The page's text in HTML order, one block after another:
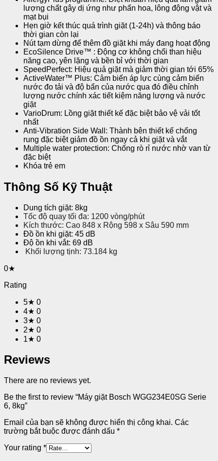
lượng chất gây dị ứng như phấn hoa, lông động vật và
mạt bụi
Hẹn giờ kết thúc quá trình giặt (1-24h) và thông báo
thời gian còn lại
Nút tạm dừng để thêm đồ giặt khi máy đang hoạt động
EcoSilence Drive™ : Động cơ không chổi than hiệu
năng cao, yên lặng và bền bỉ với thời gian
SpeedPerfect: Hiệu quả giặt mà giảm thời gian tới 65%
ActiveWater™ Plus: Cảm biến áp lực cùng cảm biến
nước đo tải và độ bẩn của nước qua đó điều chỉnh
lượng nước chính xác tiết kiệm năng lượng và nước
giặt
VarioDrum: Lồng giặt thiết kế đặc biệt bảo vệ vải tốt
nhất
Anti-Vibration Side Wall: Thành bên thiết kế chống
rung đặc biệt giảm đồ ồn ngay cả khi giặt và vắt
Multiple water protection: Chống rò rỉ nước nhờ van từ
đặc biệt
Khóa trẻ em
Thông Số Kỹ Thuật
Dung tích giặt: 8kg
Tốc độ quay tối đa: 1200 vòng/phút
Kích thước: Cao 848 x Rộng 598 x Sâu 590 mm
Đồ ồn khi giặt: 45 dB
Độ ồn khi vắt: 69 dB
Khối lượng tịnh: 73.184 kg
0★
Rating
5★ 0
4★ 0
3★ 0
2★ 0
1★ 0
Reviews
There are no reviews yet.
Be the first to review “Máy giặt Bosch WGG234E0SG Serie
6, 8kg”
Email của bạn sẽ không được hiển thị công khai. Các
trường bắt buộc được đánh dấu *
Your rating *